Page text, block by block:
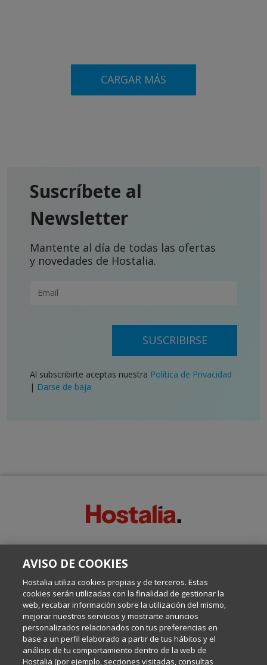
CARGAR MÁS
Suscríbete al
Newsletter
Mantente al día de todas las ofertas
y novedades de Hostalia.
SUSCRIBIRSE
Al subscribirte aceptas nuestra Política de Privacidad
| Darse de baja
Escrito por el equipo de Comunicación de Hostalia, dirigido por
Internet y Tecnología.
Política de privacidad
Política de cookies
AVISO DE COOKIES
Hostalia utiliza cookies propias y de terceros. Estas
cookies serán utilizadas con la finalidad de gestionar la
web, recabar información sobre la utilización del mismo,
mejorar nuestros servicios y mostrarte anuncios
personalizados relacionados con tus preferencias en
base a un perfil elaborado a partir de tus hábitos y el
análisis de tu comportamiento dentro de la web de
Hostalia (por ejemplo, secciones visitadas, consultas